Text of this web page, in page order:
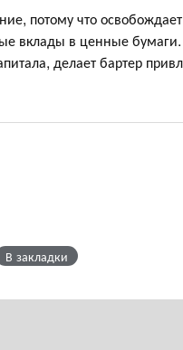
потому что
вклады в ценные
делает бартер
В закладки